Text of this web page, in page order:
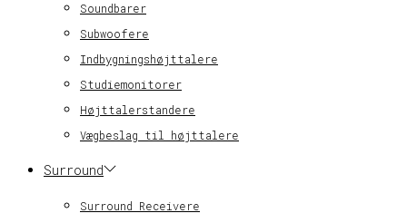
Soundbarer
Subwoofere
Indbygningshøjttalere
Studiemonitorer
Højttalerstandere
Vægbeslag til højttalere
Surround
Surround Receivere